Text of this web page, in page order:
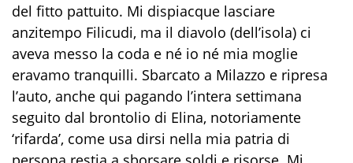
del fitto pattuito. Mi dispiacque lasciare
anzitempo Filicudi, ma il diavolo (dell’isola) ci
aveva messo la coda e né io né mia moglie
eravamo tranquilli. Sbarcato a Milazzo e ripresa
l’auto, anche qui pagando l’intera settimana
seguito dal brontolio di Elina, notoriamente
‘rifarda’, come usa dirsi nella mia patria di